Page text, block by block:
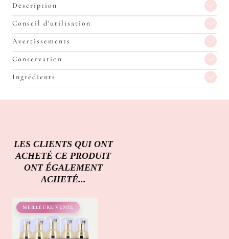
Description
Conseil d'utilisation
Avertissements
Conservation
Ingrédients
LES CLIENTS QUI ONT
ACHETÉ CE PRODUIT
ONT ÉGALEMENT
ACHETÉ...
MEILLEURE VENTE